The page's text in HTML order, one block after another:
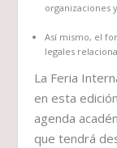
organizaciones
Así mismo, el
legales
La Feria
en esta
agenda
que tendrá